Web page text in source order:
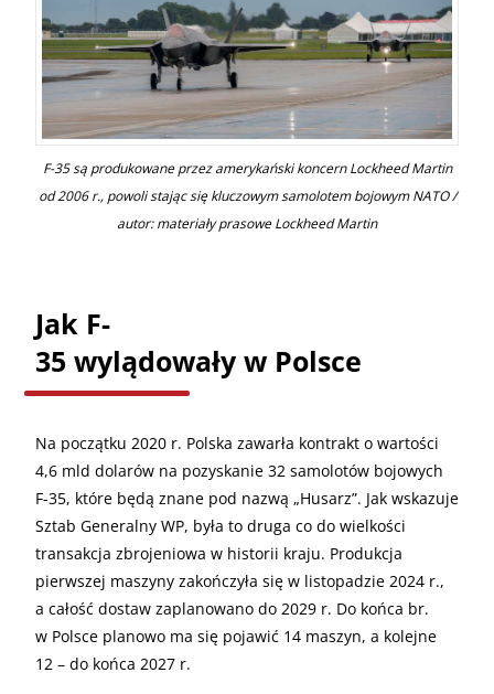
F-35 są produkowane przez amerykański koncern Lockheed Martin
od 2006 r., powoli stając się kluczowym samolotem bojowym NATO /
autor: materiały prasowe Lockheed Martin
Jak F-
35 wylądowały w Polsce
Na początku 2020 r. Polska zawarła kontrakt o wartości
4,6 mld dolarów na pozyskanie 32 samolotów bojowych
F-35, które będą znane pod nazwą „Husarz”. Jak wskazuje
Sztab Generalny WP, była to druga co do wielkości
transakcja zbrojeniowa w historii kraju. Produkcja
pierwszej maszyny zakończyła się w listopadzie 2024 r.,
a całość dostaw zaplanowano do 2029 r. Do końca br.
w Polsce planowo ma się pojawić 14 maszyn, a kolejne
12 – do końca 2027 r.